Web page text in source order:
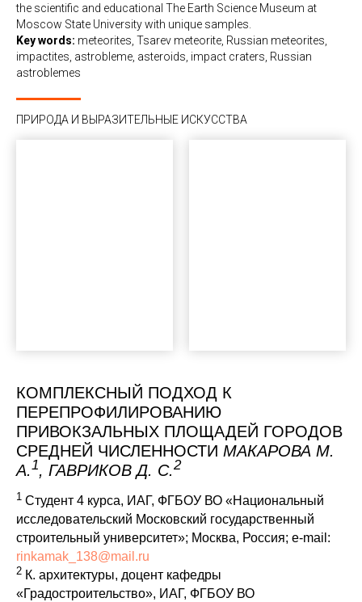
the scientific and educational The Earth Science Museum at
Moscow State University with unique samples.
Key words: meteorites, Tsarev meteorite, Russian meteorites,
impactites, astrobleme, asteroids, impact craters, Russian
astroblemes
ПРИРОДА И ВЫРАЗИТЕЛЬНЫЕ ИСКУССТВА
КОМПЛЕКСНЫЙ ПОДХОД К
ПЕРЕПРОФИЛИРОВАНИЮ
ПРИВОКЗАЛЬНЫХ ПЛОЩАДЕЙ ГОРОДОВ
СРЕДНЕЙ ЧИСЛЕННОСТИ МАКАРОВА М.
А.1, ГАВРИКОВ Д. С.2
1 Студент 4 курса, ИАГ, ФГБОУ ВО «Национальный
исследовательский Московский государственный
строительный университет»; Москва, Россия; e-mail:
rinkamak_138@mail.ru
2 К. архитектуры, доцент кафедры
«Градостроительство», ИАГ, ФГБОУ ВО